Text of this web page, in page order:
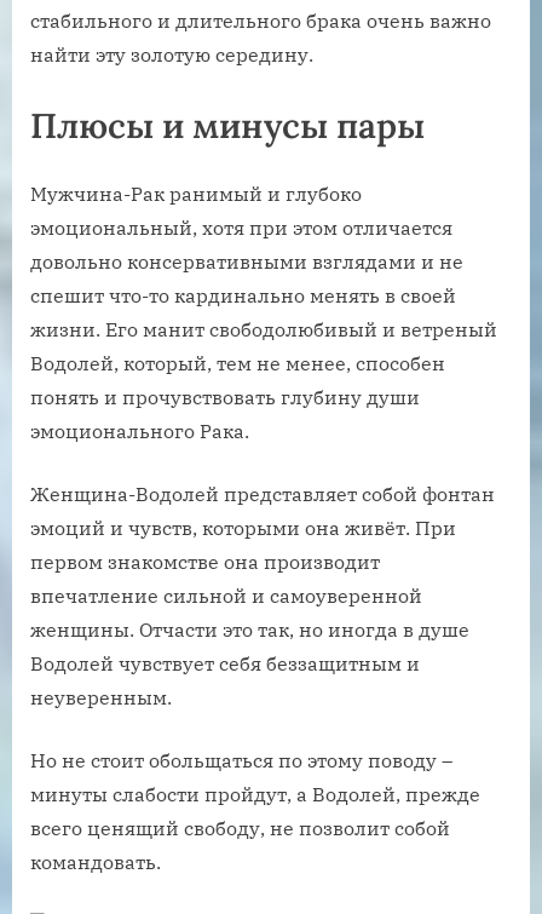
стабильного и длительного брака очень важно
найти эту золотую середину.
Плюсы и минусы пары
Мужчина-Рак ранимый и глубоко
эмоциональный, хотя при этом отличается
довольно консервативными взглядами и не
спешит что-то кардинально менять в своей
жизни. Его манит свободолюбивый и ветреный
Водолей, который, тем не менее, способен
понять и прочувствовать глубину души
эмоционального Рака.
Женщина-Водолей представляет собой фонтан
эмоций и чувств, которыми она живёт. При
первом знакомстве она производит
впечатление сильной и самоуверенной
женщины. Отчасти это так, но иногда в душе
Водолей чувствует себя беззащитным и
неуверенным.
Но не стоит обольщаться по этому поводу –
минуты слабости пройдут, а Водолей, прежде
всего ценящий свободу, не позволит собой
командовать.